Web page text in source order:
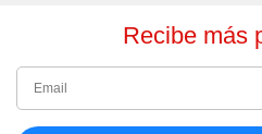
Recibe más